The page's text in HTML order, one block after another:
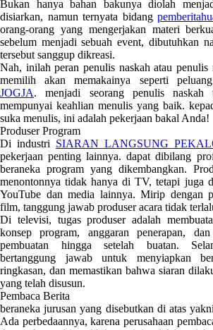
Bukan hanya bahan bakunya diolah
disiarkan, namun ternyata bidang
orang-orang yang mengerjakan materi
sebelum menjadi sebuah event, dibutuhkan
tersebut sanggup dikreasi.
Nah, inilah peran penulis naskah atau penulis
memilih akan memakainya seperti
JOGJA. menjadi seorang penulis naskah
mempunyai keahlian menulis yang baik.
suka menulis, ini adalah pekerjaan bakal Anda!
Produser Program
Di industri SIARAN LANGSUNG
pekerjaan penting lainnya. dapat dibilang
beraneka program yang dikembangkan.
menontonnya tidak hanya di TV, tetapi juga
YouTube dan media lainnya. Mirip dengan
film, tanggung jawab produser acara tidak
Di televisi, tugas produser adalah
konsep program, anggaran penerapan,
pembuatan hingga setelah buatan.
bertanggung jawab untuk menyiapkan
ringkasan, dan memastikan bahwa siaran
yang telah disusun.
Pembaca Berita
beraneka jurusan yang disebutkan di atas
Ada perbedaannya, karena perusahaan